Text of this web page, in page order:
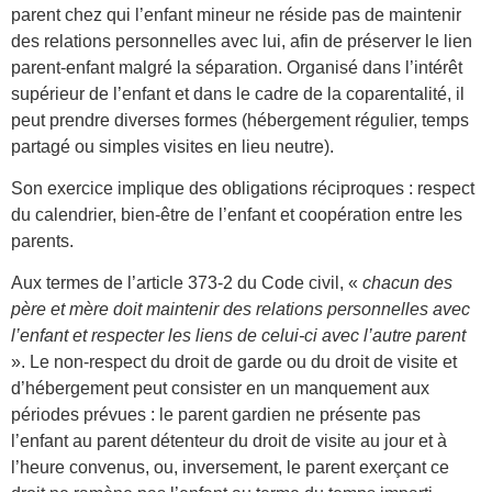
parent chez qui l’enfant mineur ne réside pas de maintenir
des relations personnelles avec lui, afin de préserver le lien
parent-enfant malgré la séparation. Organisé dans l’intérêt
supérieur de l’enfant et dans le cadre de la coparentalité, il
peut prendre diverses formes (hébergement régulier, temps
partagé ou simples visites en lieu neutre).
Son exercice implique des obligations réciproques : respect
du calendrier, bien-être de l’enfant et coopération entre les
parents.
Aux termes de l’article 373-2 du Code civil, « chacun des
père et mère doit maintenir des relations personnelles avec
l’enfant et respecter les liens de celui-ci avec l’autre parent
». Le non-respect du droit de garde ou du droit de visite et
d’hébergement peut consister en un manquement aux
périodes prévues : le parent gardien ne présente pas
l’enfant au parent détenteur du droit de visite au jour et à
l’heure convenus, ou, inversement, le parent exerçant ce